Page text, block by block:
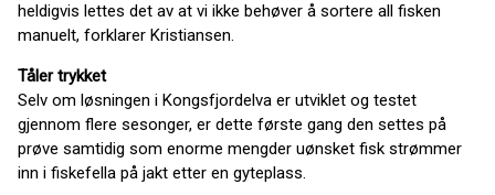
heldigvis lettes det av at vi ikke behøver å sortere all fisken
manuelt, forklarer Kristiansen.
Tåler trykket
Selv om løsningen i Kongsfjordelva er utviklet og testet
gjennom flere sesonger, er dette første gang den settes på
prøve samtidig som enorme mengder uønsket fisk strømmer
inn i fiskefella på jakt etter en gyteplass.